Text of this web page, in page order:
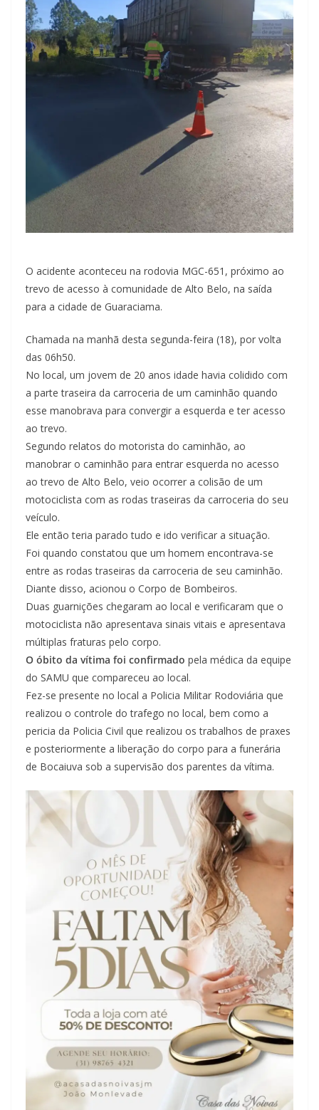
O acidente aconteceu na rodovia MGC-651, próximo ao
trevo de acesso à comunidade de Alto Belo, na saída
para a cidade de Guaraciama.
Chamada na manhã desta segunda-feira (18), por volta
das 06h50.
No local, um jovem de 20 anos idade havia colidido com
a parte traseira da carroceria de um caminhão quando
esse manobrava para convergir a esquerda e ter acesso
ao trevo.
Segundo relatos do motorista do caminhão, ao
manobrar o caminhão para entrar esquerda no acesso
ao trevo de Alto Belo, veio ocorrer a colisão de um
motociclista com as rodas traseiras da carroceria do seu
veículo.
Ele então teria parado tudo e ido verificar a situação.
Foi quando constatou que um homem encontrava-se
entre as rodas traseiras da carroceria de seu caminhão.
Diante disso, acionou o Corpo de Bombeiros.
Duas guarnições chegaram ao local e verificaram que o
motociclista não apresentava sinais vitais e apresentava
múltiplas fraturas pelo corpo.
O óbito da vítima foi confirmado pela médica da equipe
do SAMU que compareceu ao local.
Fez-se presente no local a Policia Militar Rodoviária que
realizou o controle do trafego no local, bem como a
pericia da Policia Civil que realizou os trabalhos de praxes
e posteriormente a liberação do corpo para a funerária
de Bocaiuva sob a supervisão dos parentes da vítima.